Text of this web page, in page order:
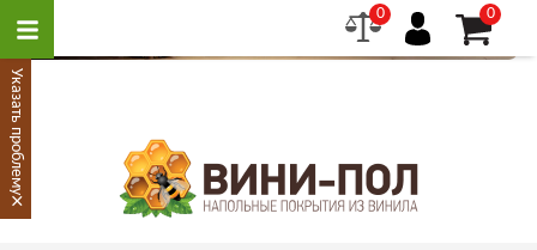
0 0
Указать проблему
×